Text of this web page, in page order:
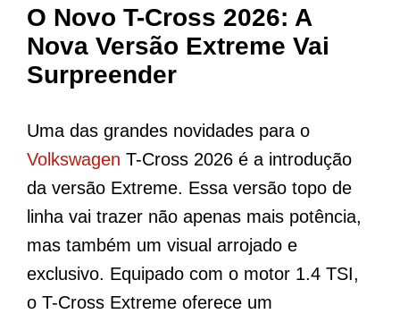
O Novo T-Cross 2026: A
Nova Versão Extreme Vai
Surpreender
Uma das grandes novidades para o
Volkswagen T-Cross 2026 é a introdução
da versão Extreme. Essa versão topo de
linha vai trazer não apenas mais potência,
mas também um visual arrojado e
exclusivo. Equipado com o motor 1.4 TSI,
o T-Cross Extreme oferece um